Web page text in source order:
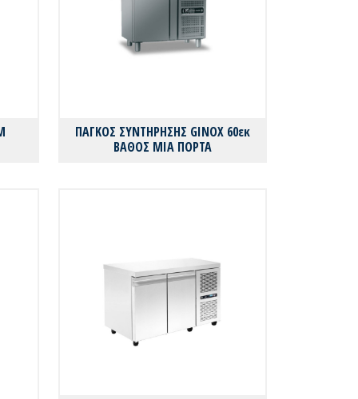
ΠΑΓΚΟΣ ΣΥΝΤΗΡΗΣΗΣ GINOX 60εκ
ΒΑΘΟΣ ΜΙΑ ΠΟΡΤΑ